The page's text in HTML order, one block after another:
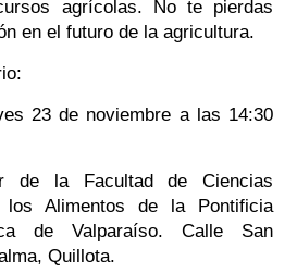
agrícolas. No te pierdas
en el futuro de la agricultura.
23 de noviembre a las 14:30
de la Facultad de Ciencias
Alimentos de la Pontificia
de Valparaíso. Calle San
Quillota.